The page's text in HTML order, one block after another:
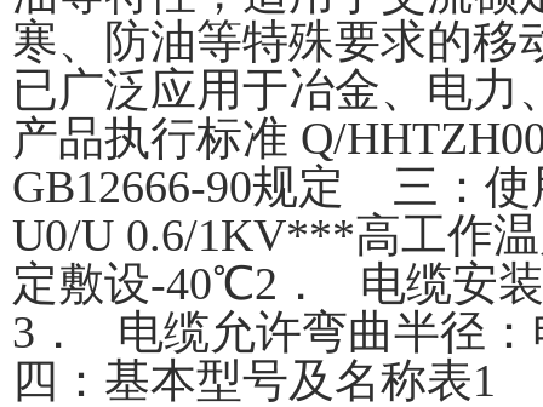
寒、防油等特殊要求的移
已广泛应用于冶金、电力
产品执行标准 Q/
GB12666-90规定 三：
U0/U 0.6/1KV***高工作
定敷设-40℃2． 电缆安
3． 电缆允许弯曲半径
四：基本型号及名称表1